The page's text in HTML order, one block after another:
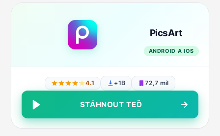
PicsArt
ANDROID A IOS
4.1 +1B 72,7 mil
STÁHNOUT TEĎ